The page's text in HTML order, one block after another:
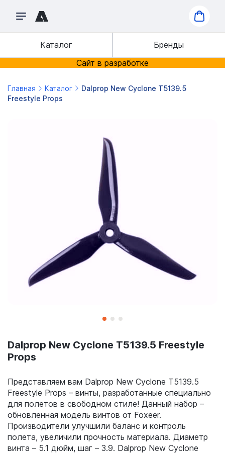
Каталог
Бренды
Сайт в разработке
Главная Каталог
Dalprop New Cyclone T5139.5
Freestyle Props
Dalprop New Cyclone T5139.5 Freestyle
Props
Представляем вам Dalprop New Cyclone T5139.5
Freestyle Props – винты, разработанные специально
для полетов в свободном стиле! Данный набор –
обновленная модель винтов от Foxeer.
Производители улучшили баланс и контроль
полета, увеличили прочность материала. Диаметр
винта – 5.1 дюйм, шаг – 3.9. Dalprop New Cyclone